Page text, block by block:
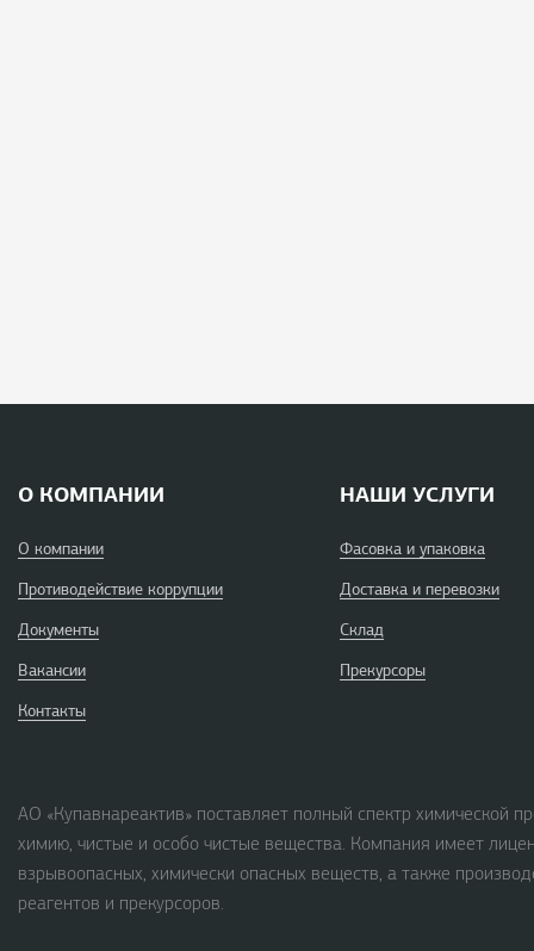
О КОМПАНИИ
О компании
Противодействие коррупции
Документы
Вакансии
Контакты
НАШИ УСЛУГИ
Фасовка и упаковка
Доставка и перевозки
Склад
Прекурсоры
АО «Купавнареактив» поставляет полный спектр химической
химию, чистые и особо чистые вещества. Компания имеет
взрывоопасных, химически опасных веществ, а также
реагентов и прекурсоров.